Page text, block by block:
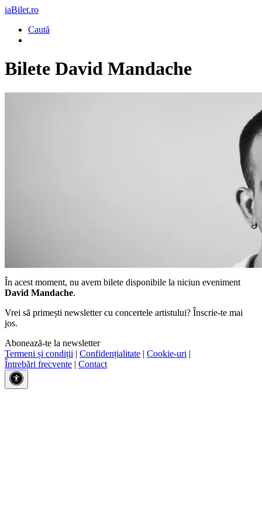
iaBilet.ro
Caută
Bilete David Mandache
În acest moment, nu avem bilete disponibile la niciun eveniment
David Mandache.
Vrei să primești newsletter cu concertele artistului? Înscrie-te mai
jos.
Abonează-te la newsletter
Termeni și condiții | Confidențialitate | Cookie-uri |
Întrebări frecvente | Contact